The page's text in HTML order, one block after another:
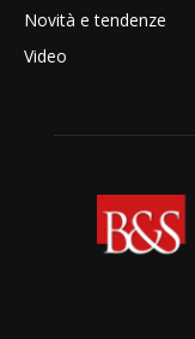
Novità e tendenze
Video